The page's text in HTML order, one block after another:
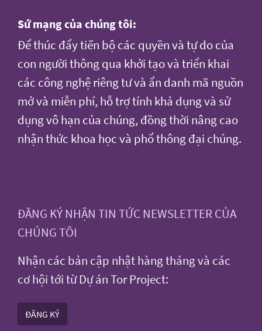
Sứ mạng của chúng tôi:
Để thúc đẩy tiến bộ các quyền và tự do của
con người thông qua khởi tạo và triển khai
các công nghệ riêng tư và ẩn danh mã nguồn
mở và miễn phí, hỗ trợ tính khả dụng và sử
dụng vô hạn của chúng, đồng thời nâng cao
nhận thức khoa học và phổ thông đại chúng.
ĐĂNG KÝ NHẬN TIN TỨC NEWSLETTER CỦA
CHÚNG TÔI
Nhận các bản cập nhật hàng tháng và các
cơ hội tới từ Dự án Tor Project:
ĐĂNG KÝ